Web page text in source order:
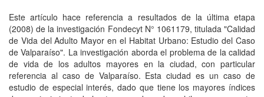
Este artículo hace referencia a resultados de la última etapa
(2008) de la investigación Fondecyt N° 1061179, titulada "Calidad
de Vida del Adulto Mayor en el Habitat Urbano: Estudio del Caso
de Valparaíso". La investigación aborda el problema de la calidad
de vida de los adultos mayores en la ciudad, con particular
referencia al caso de Valparaíso. Esta ciudad es un caso de
estudio de especial interés, dado que tiene los mayores índices